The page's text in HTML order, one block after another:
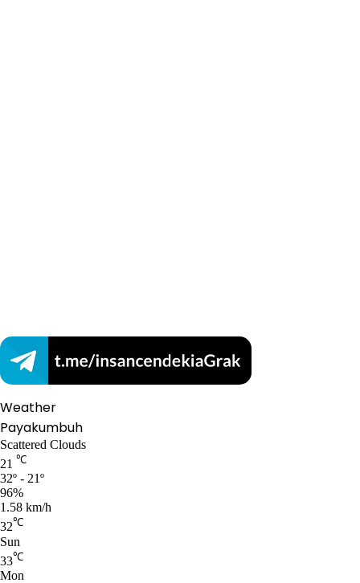
Weather
Payakumbuh
Scattered Clouds
21 ℃
32º - 21º
96%
1.58 km/h
32℃
Sun
33℃
Mon